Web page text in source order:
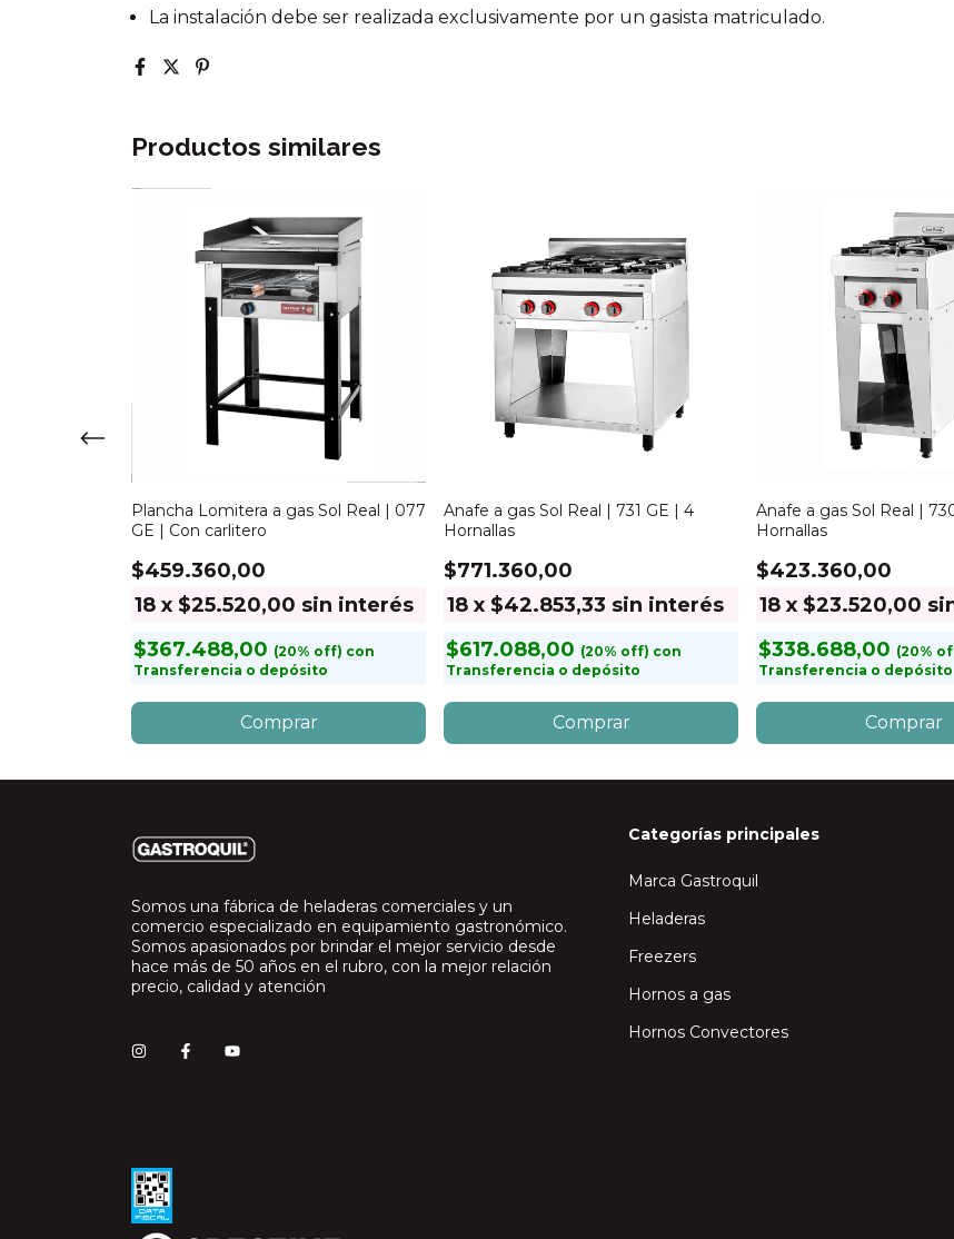
La instalación debe ser realizada exclusivamente por un gasista matriculado.
Productos similares
Plancha Lomitera a gas Sol Real | 077
GE | Con carlitero
$459.360,00
18 x $25.520,00 sin interés
$367.488,00
con
Transferencia o depósito
Anafe a gas Sol Real | 731 GE | 4
Hornallas
$771.360,00
18 x $42.853,33 sin interés
$617.088,00
con
Transferencia o depósito
Anafe a gas Sol Real |
Hornallas
$423.360,00
18 x $23.520,00
$338.688,00
Transferencia o depósito
Somos una fábrica de heladeras comerciales y un
comercio especializado en equipamiento gastronómico.
Somos apasionados por brindar el mejor servicio desde
hace más de 50 años en el rubro, con la mejor relación
precio, calidad y atención
Categorías principales
Marca Gastroquil
Heladeras
Freezers
Hornos a gas
Hornos Convectores